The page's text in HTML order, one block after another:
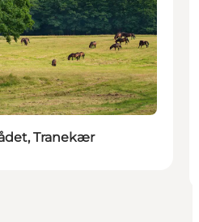
Tranekær